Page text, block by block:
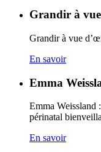
Grandir à
Grandir à vue
En savoir
Emma
Emma Weissland
périnatal
En savoir